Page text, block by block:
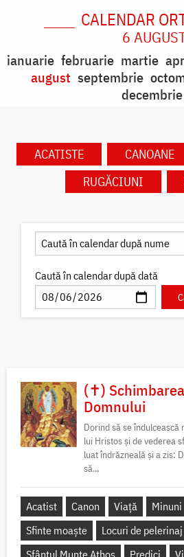
CALENDAR
6
ianuarie februarie martie
august septembrie
decembrie
ACATISTE CANOANE
RUGĂCIUNI
Caută în calendar după dată
(✝)
Domnului
Dorind să se îndulcească
lui Hristos și de vederea
luat îndrăzneală și a zis:
să...
Acatist Canon Viață Minuni
Sfinte moaște
Locuri de pelerinaj